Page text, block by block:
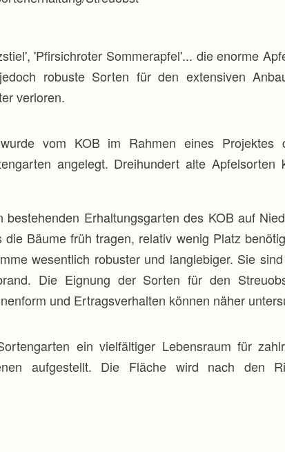
'Pfirsichroter Sommerapfel'... die enorme
robuste Sorten für den extensiven
verloren.
vom KOB im Rahmen eines Projektes
angelegt. Dreihundert alte
Erhaltungsgarten des KOB auf
Bäume früh tragen, relativ wenig Platz
wesentlich robuster und langlebiger. Sie
Die Eignung der Sorten für den
und Ertragsverhalten können näher
ein vielfältiger Lebensraum für
aufgestellt. Die Fläche wird nach den